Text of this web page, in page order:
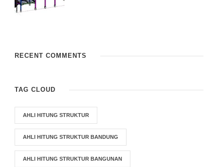
RECENT COMMENTS
TAG CLOUD
AHLI HITUNG STRUKTUR
AHLI HITUNG STRUKTUR BANDUNG
AHLI HITUNG STRUKTUR BANGUNAN